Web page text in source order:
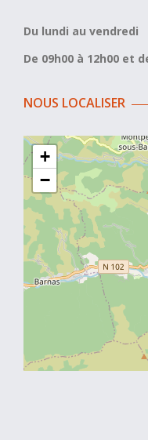
Du lundi au vendredi
De 09h00 à 12h00 et
NOUS LOCALISER
+
−